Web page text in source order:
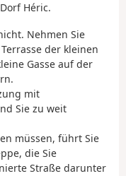
Héric.
Nehmen Sie
der kleinen
Gasse auf der
mit
Sie zu weit
müssen, führt Sie
die Sie
Straße darunter